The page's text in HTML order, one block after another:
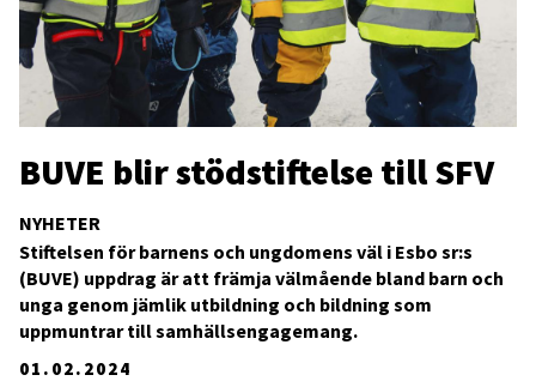
NYHETER
BUVE blir stödstiftelse till SFV
01.02.2024
Stiftelsen för barnens och ungdomens väl i Esbo sr:s
(BUVE) uppdrag är att främja välmående bland barn och
unga genom jämlik utbildning och bildning som
uppmuntrar till samhällsengagemang.